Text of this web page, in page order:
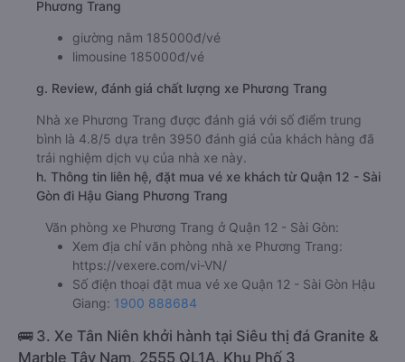
Phương Trang
giường nằm 185000đ/vé
limousine 185000đ/vé
g. Review, đánh giá chất lượng xe Phương Trang
Nhà xe Phương Trang được đánh giá với số điểm trung
bình là 4.8/5 dựa trên 3950 đánh giá của khách hàng đã
trải nghiệm dịch vụ của nhà xe này.
h. Thông tin liên hệ, đặt mua vé xe khách từ Quận 12 - Sài
Gòn đi Hậu Giang Phương Trang
Văn phòng xe Phương Trang ở Quận 12 - Sài Gòn:
Xem địa chỉ văn phòng nhà xe Phương Trang:
https://vexere.com/vi-VN/
Số điện thoại đặt mua vé xe Quận 12 - Sài Gòn Hậu
Giang: 1900 888684
🚌 3. Xe Tân Niên khởi hành tại Siêu thị đá Granite &
Marble Tây Nam, 2555 QL1A, Khu Phố 3